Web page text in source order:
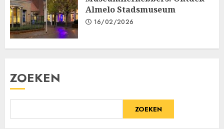
Almelo Stadsmuseum
16/02/2026
ZOEKEN
ZOEKEN